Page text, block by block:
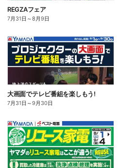
REGZAフェア
7月31日 ～8月9日
大画面でテレビ番組を楽しもう!
7月31日 ～9月30日